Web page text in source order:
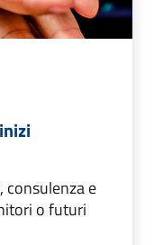
e
o futuri